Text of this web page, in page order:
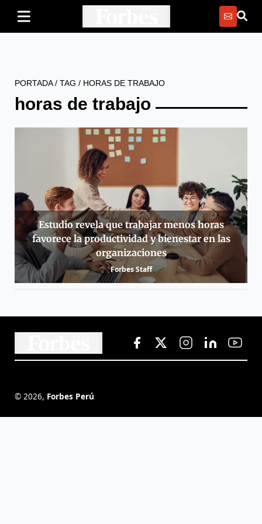
PORTADA/ TAG / HORAS DE TRABAJO
horas de trabajo
Estudio revela que trabajar menos horas
favorece la productividad y bienestar en las
organizaciones
Forbes Staff
© 2026, Forbes Perú